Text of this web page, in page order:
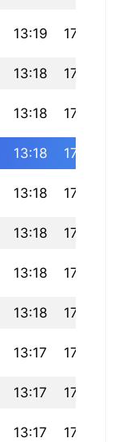
13:19 17:26
13:18 17:25
13:18 17:24
13:18 17:23
13:18 17:22
13:18 17:21
13:18 17:20
13:18 17:19
13:17 17:18
13:17 17:17
13:17 17:16